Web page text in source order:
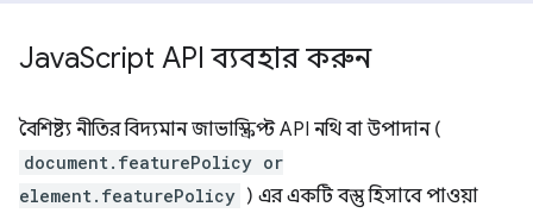
JavaScript API ব্যবহার করুন
বৈশিষ্ট্য নীতির বিদ্যমান জাভাস্ক্রিপ্ট API নথি বা উপাদান (
document.featurePolicy or
element.featurePolicy ) এর একটি বস্তু হিসাবে পাওয়া